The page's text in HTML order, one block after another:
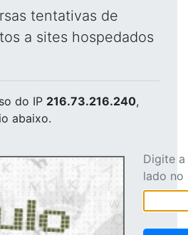
tentativas de
a sites hospedados
do IP 216.73.216.240,
abaixo.
Digite
lado no